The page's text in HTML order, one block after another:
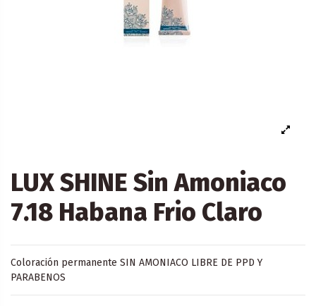
LUX SHINE Sin Amoniaco
7.18 Habana Frio Claro
Coloración permanente SIN AMONIACO LIBRE DE PPD Y
PARABENOS